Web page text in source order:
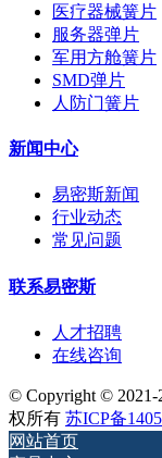
医疗器械簧片
服务器弹片
军用方舱簧片
SMD弹片
人防门簧片
新闻中心
易密斯新闻
行业动态
常见问题
联系易密斯
人才招聘
在线咨询
© Copyright © 2021-
权所有 苏ICP备
网站首页